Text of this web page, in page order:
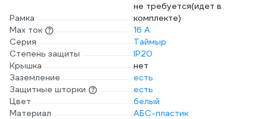
Рамка
не требуется(идет в
комплекте)
Max ток
16 А
Серия
Таймыр
Степень защиты
IP20
Крышка
нет
Заземление
есть
Защитные шторки
есть
Цвет
белый
Материал
АБС-пластик